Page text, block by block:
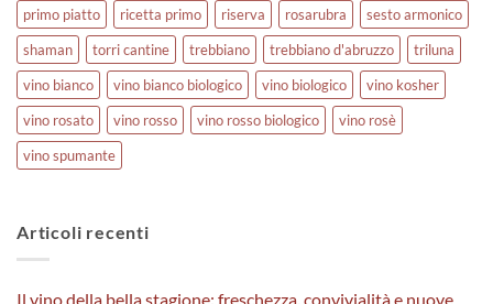
primo piatto
ricetta primo riserva rosarubra
sesto armonico
shaman
torri cantine trebbiano trebbiano d'abruzzo
triluna
vino bianco
vino bianco biologico vino biologico
vino kosher
vino rosato
vino rosso vino rosso biologico
vino rosè
vino spumante
Articoli recenti
Il vino della bella stagione: freschezza, convivialità e nuove